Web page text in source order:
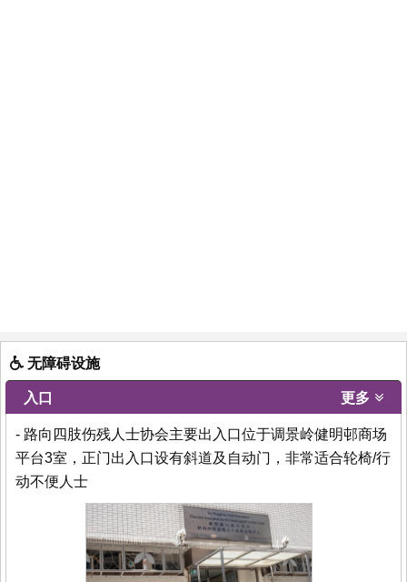
无障碍设施
入口 更多
- 路向四肢伤残人士协会主要出入口位于调景岭健明邨商场
平台3室，正门出入口设有斜道及自动门，非常适合轮椅/行
动不便人士